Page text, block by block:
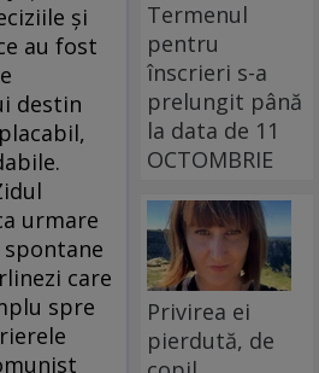
şi
au fost
destin
urmare
care
spre
Termenul
pentru
înscrieri s-a
prelungit până
la data de 11
OCTOMBRIE
Privirea ei
pierdută, de